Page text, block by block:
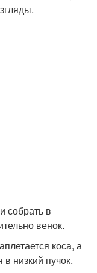
собрать в
венок.
коса, а
низкий пучок.